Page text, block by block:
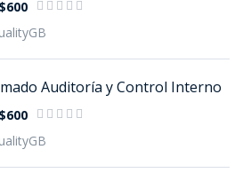
$600
Auditoría y Control Interno
$600